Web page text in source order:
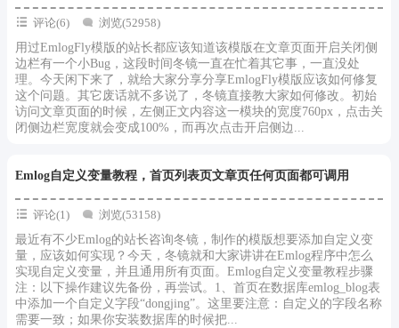
评论(6)
浏览(52958)
用过EmlogFly模版的站长都应该知道该模版在文章页面开启关闭侧
边栏有一个小Bug，这段时间冬镜一直在忙着其它事，一直没处
理。今天闲下来了，就给大家分享分享EmlogFly模版应该如何修复
这个问题。其它废话就不多说了，冬镜直接教大家如何修改。初始
访问文章页面的时候，左侧正文内容这一模块的宽度760px，点击关
闭侧边栏宽度就会变成100%，而再次点击开启侧边...
Emlog自定义变量教程，首页列表页文章页任何页面都可调用
评论(1)
浏览(53158)
最近有不少Emlog的站长咨询冬镜，制作的模版想要添加自定义变
量，应该如何实现？今天，冬镜就和大家讲讲在Emlog程序中怎么
实现自定义变量，并且通用所有页面。Emlog自定义变量教程步骤
注：以下操作建议先备份，再尝试。1、首页在数据库emlog_blog表
中添加一个自定义字段“dongjing”。这里要注意：自定义的字段名称
需要一致；如果你安装数据库的时候把...